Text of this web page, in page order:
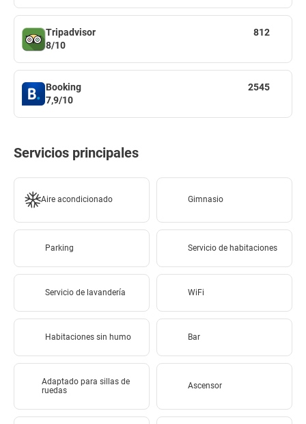
Tripadvisor
8/10
812
Booking
7,9/10
2545
Servicios principales
Aire acondicionado Gimnasio
Parking Servicio de habitaciones
Servicio de lavandería WiFi
Habitaciones sin humo Bar
Adaptado para sillas de
ruedas
Ascensor